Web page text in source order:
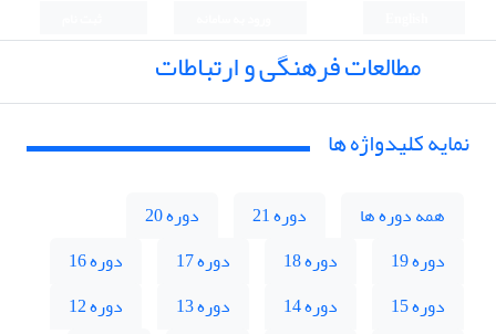
مطالعات فرهنگی و ارتباطات
نمایه کلیدواژه ها
همه دوره ها دوره 21
دوره 20
دوره 19
دوره 18 دوره 17
دوره 16
دوره 15
دوره 14 دوره 13
دوره 12